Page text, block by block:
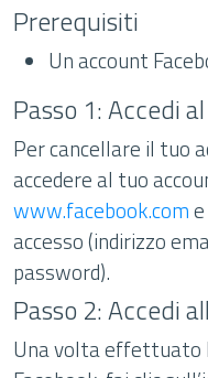
Prerequisiti
Un account
Passo 1: Accedi
Per cancellare il tuo
accedere al tuo
www.facebook.com
accesso (indirizzo
password).
Passo 2: Accedi
Una volta effettuato